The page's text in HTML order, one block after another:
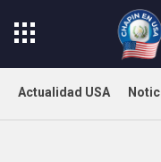
Actualidad USA